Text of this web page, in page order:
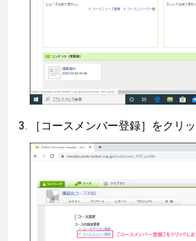
［コースメンバー登録］をクリ